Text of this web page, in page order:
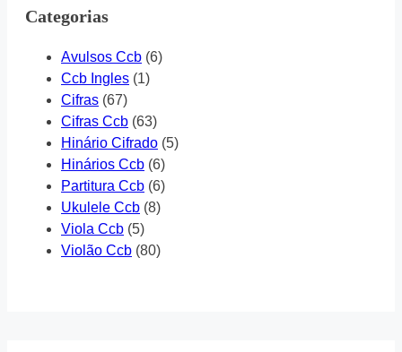
Categorias
Avulsos Ccb (6)
Ccb Ingles (1)
Cifras (67)
Cifras Ccb (63)
Hinário Cifrado (5)
Hinários Ccb (6)
Partitura Ccb (6)
Ukulele Ccb (8)
Viola Ccb (5)
Violão Ccb (80)